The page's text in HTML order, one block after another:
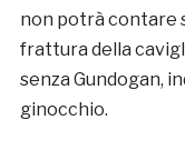
non potrà contare
frattura della
senza Gundogan,
ginocchio.